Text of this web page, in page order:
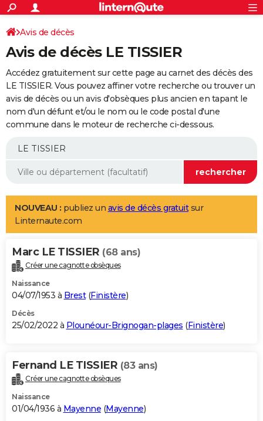
ACTUALITÉS
Politique
Société
Faits Divers
Education
Monde
Villes
+
SPORT
Coupe du monde 2026
Football
Tennis
Cyclisme
Rugby
Forum
Programme TV
TNTStreaming
Cinéma
Sorties cinéma
Musique
+FINANCE
Retraite
Epargne
Immobilier
Risques naturels par ville
Banque
Assurance
AUTO
Essais
Réserver un essai
Citadines
Berlines
SUV
Forum auto
+
Mobiles
Meilleur smartphone
Internet
Ordinateurs
Jeux vidéo
Guide high-tech
Aménagement intérieur
LIFESTYLE
Art de vivre
Bien-être
Loisirs
Mode
Modes de vie
Alimentation
Guide de la santé
Maladies
Médicaments
Sommeil
VOYAGE
Destinations
City break
Voyage nature
Voyage de noces
Forum
Climat
+PHOTO
GUIDES D'ACHAT
BONS PLANS
Carte de Noël
Carte Bonne année
Carte Saint-Valentin
Carte Pâques
Carte d'anniversaire
DICTIONNAIRE
Dictionnaire
Biographies
Citations
Expressions
Proverbes
PROGRAMME TV
Avis de décès
Avis de décès LE TISSIER
Accédez gratuitement sur cette page au carnet des décès des
LE TISSIER. Vous pouvez affiner votre recherche ou trouver un
avis de décès ou un avis d'obsèques plus ancien en tapant le
nom d'un défunt et/ou le nom ou le code postal d'une
commune dans le moteur de recherche ci-dessous.
NOUVEAU : publiez un avis de décès gratuitsur
Linternaute.com
Marc LE TISSIER (68 ans)
Créer une cagnotte obsèques
Naissance
04/07/1953 à Brest(Finistère)
Décès
25/02/2022 à Plounéour-Brignogan-plages (Finistère)
Fernand LE TISSIER (83 ans)
Créer une cagnotte obsèques
Naissance
01/04/1936 à Mayenne (Mayenne)